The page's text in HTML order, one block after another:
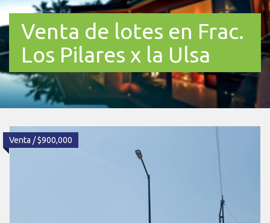
Venta de lotes en Frac.
Los Pilares x la Ulsa
Venta / $900,000